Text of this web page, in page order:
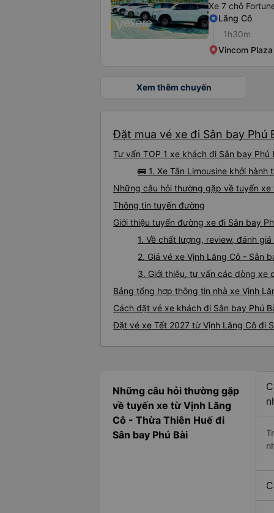
Xe 7 chỗ
Lăng Cô
1h30m
Vincom
Xem thêm chuyến
Đặt mua vé xe đi Sân bay Phú
Tư vấn TOP 1 xe khách đi Sân bay
🚌 1. Xe Tân Limousine khởi hành
Những câu hỏi thường gặp về tuyến xe
Thông tin tuyến đường
Giới thiệu tuyến đường xe đi Sân bay
1. Về chất lượng, review, đánh
2. Giá vé xe Vịnh Lăng Cô - Sân
3. Giới thiệu, tư vấn các dòng xe
Bảng tổng hợp thông tin nhà xe Vịnh
Cách đặt vé xe khách đi Sân bay Phú
Đặt vé xe Tết 2027 từ Vịnh Lăng Cô đi
Những câu hỏi thường gặp
về tuyến xe từ Vịnh Lăng
Cô - Thừa Thiên Huế đi
Sân bay Phú Bài